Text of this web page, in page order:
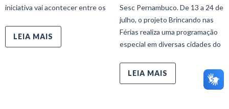
iniciativa vai acontecer entre os
LEIA MAIS
Sesc Pernambuco. De 13 a 24 de
julho, o projeto Brincando nas
Férias realiza uma programação
especial em diversas cidades do
LEIA MAIS